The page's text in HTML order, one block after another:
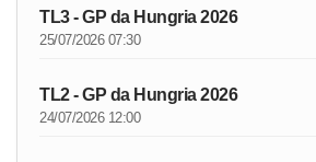
TL3 - GP da Hungria 2026
25/07/2026 07:30
TL2 - GP da Hungria 2026
24/07/2026 12:00